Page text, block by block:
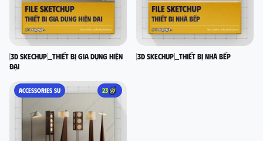
[3D SKECHUP]_Thiết bị gia dụng hiện
đại
[3D SKECHUP]_Thiết bị nhà bếp
ACCESSORIES SU 23